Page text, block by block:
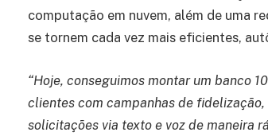
computação em nuvem, além de uma
se tornem cada vez mais eficientes,
“Hoje, conseguimos montar um banco
clientes com campanhas de
solicitações via texto e voz de maneira